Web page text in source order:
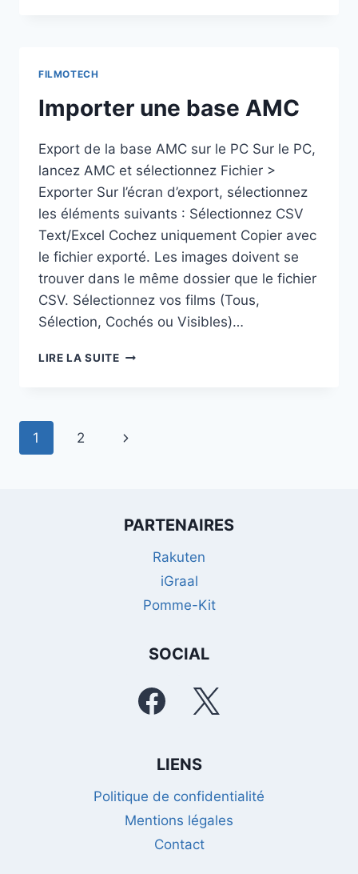
FILMOTECH
Importer une base AMC
Export de la base AMC sur le PC Sur le PC,
lancez AMC et sélectionnez Fichier >
Exporter Sur l’écran d’export, sélectionnez
les éléments suivants : Sélectionnez CSV
Text/Excel Cochez uniquement Copier avec
le fichier exporté. Les images doivent se
trouver dans le même dossier que le fichier
CSV. Sélectionnez vos films (Tous,
Sélection, Cochés ou Visibles)…
LIRE LA SUITEIMPORTER
Navigation
1 2
Page
PARTENAIRES
Rakuten
iGraal
Pomme-Kit
SOCIAL
LIENS
Politique de confidentialité
Mentions légales
Contact